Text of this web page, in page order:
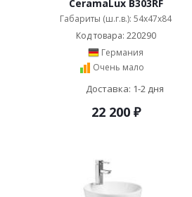
CeramaLux B303RF
Габариты (ш.г.в.): 54x47x84
Код товара: 220290
Германия
Очень мало
Доставка: 1-2 дня
22 200₽